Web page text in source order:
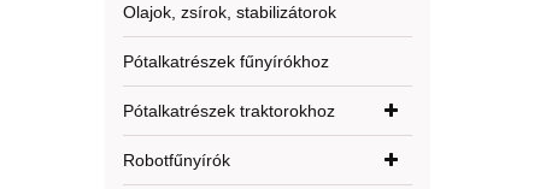
Olajok, zsírok, stabilizátorok
Pótalkatrészek fűnyírókhoz
Pótalkatrészek traktorokhoz
Robotfűnyírók